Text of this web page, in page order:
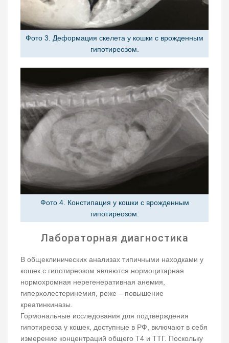
Фото 3. Деформация скелета у кошки с врожденным
гипотиреозом.
Фото 4. Констипация у кошки с врожденным
гипотиреозом.
Лабораторная диагностика
В общеклинических анализах типичными находками у
кошек с гипотиреозом являются нормоцитарная
нормохромная нерегенеративная анемия,
гиперхолестеринемия, реже – повышение
креатинкиназы.
Гормональные исследования для подтверждения
гипотиреоза у кошек, доступные в РФ, включают в себя
измерение концентраций общего Т4 и ТТГ. Поскольку